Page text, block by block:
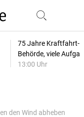
75 Jahre Kraftfahrt-
Behörde, viele
13:00 Uhr
den Wind abheben